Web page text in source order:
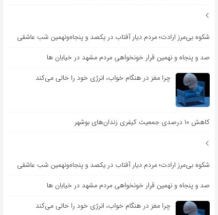
شکوه بی‌مرز ارادت؛ مردم دیار آفتاب در یکصد و پنجاه‌ونهمین شب عاشقی
صد و پنجاه و نهمین قرار خونخواهی مردم مشهد در خیابان ها
چرا مغز در هنگام خواب، انرژی خود را خالی می‌کند
کاهش ۱۰ درصدی جمعیت کیفری زندان‌های بوشهر
شکوه بی‌مرز ارادت؛ مردم دیار آفتاب در یکصد و پنجاه‌ونهمین شب عاشقی
صد و پنجاه و نهمین قرار خونخواهی مردم مشهد در خیابان ها
چرا مغز در هنگام خواب، انرژی خود را خالی می‌کند